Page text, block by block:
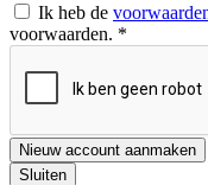
Ik heb de
voorwaarden. *
Nieuw account aanmaken
Sluiten